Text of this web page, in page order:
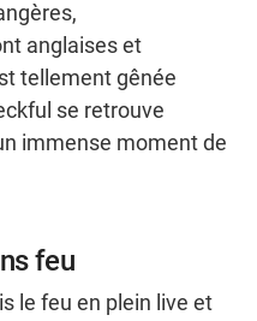
anglaises et
tellement gênée
se retrouve
immense moment de
feu
le feu en plein live et